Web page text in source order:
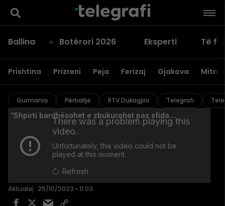
Ballina Botërori 2026 Eksperti Të
Prishtina Prizreni Peja Ferizaj Gjakova
Gurmania Përballje RTV Dukagjini Telegrafi
Aktuale 25/10/2023 • 11:03